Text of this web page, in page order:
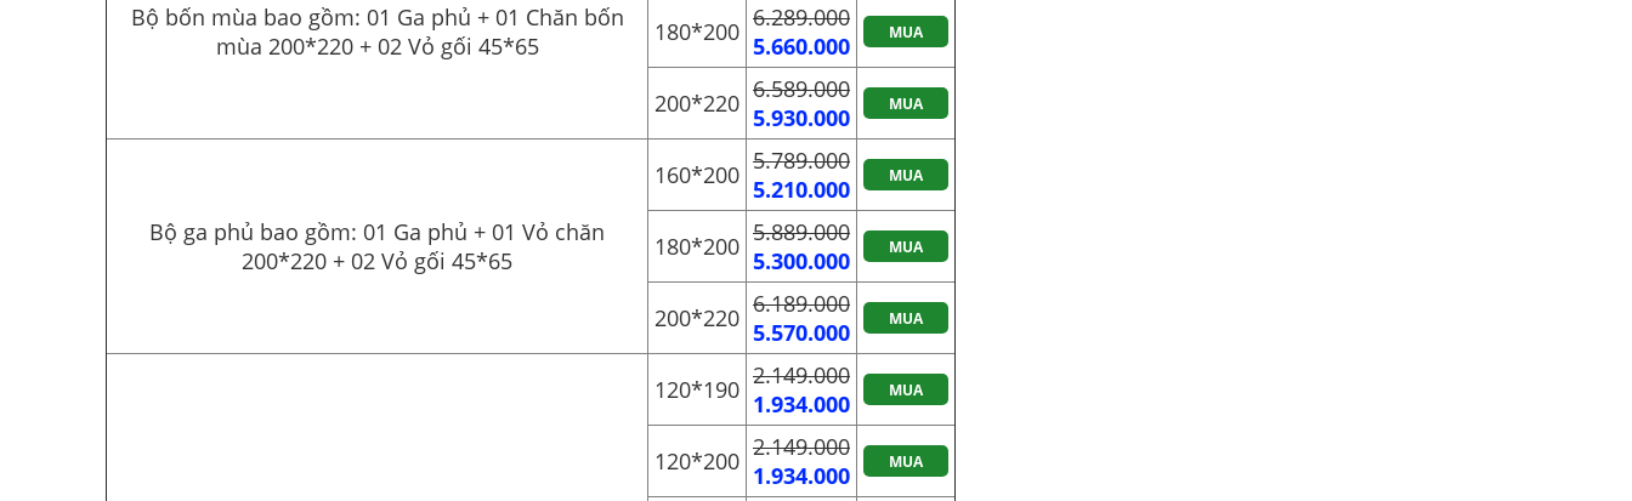
Bộ bốn mùa bao gồm: 01 Ga phủ + 01 Chăn bốn
mùa 200*220 + 02 Vỏ gối 45*65
180*200 6.289.000
5.660.000
MUA
200*220 6.589.000
5.930.000
MUA
Bộ ga phủ bao gồm: 01 Ga phủ + 01 Vỏ chăn
200*220 + 02 Vỏ gối 45*65
160*200 5.789.000
5.210.000
MUA
180*200 5.889.000
5.300.000
MUA
200*220 6.189.000
5.570.000
MUA
120*190 2.149.000
1.934.000
MUA
120*200 2.149.000
1.934.000
MUA